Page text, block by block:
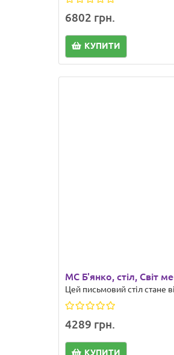
6802 грн.
КУПИТИ
МС Б'янко, стіл, Світ
Цей письмовий стіл стане
4289 грн.
КУПИТИ